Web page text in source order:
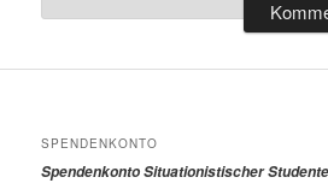
SPENDENKONTO
Spendenkonto Situationistischer